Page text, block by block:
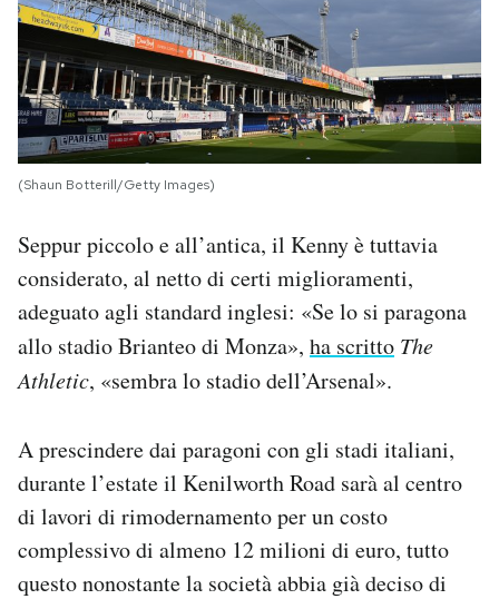
(Shaun Botterill/Getty Images)
Seppur piccolo e all’antica, il Kenny è tuttavia
considerato, al netto di certi miglioramenti,
adeguato agli standard inglesi: «Se lo si paragona
allo stadio Brianteo di Monza», ha scritto The
Athletic, «sembra lo stadio dell’Arsenal».
A prescindere dai paragoni con gli stadi italiani,
durante l’estate il Kenilworth Road sarà al centro
di lavori di rimodernamento per un costo
complessivo di almeno 12 milioni di euro, tutto
questo nonostante la società abbia già deciso di